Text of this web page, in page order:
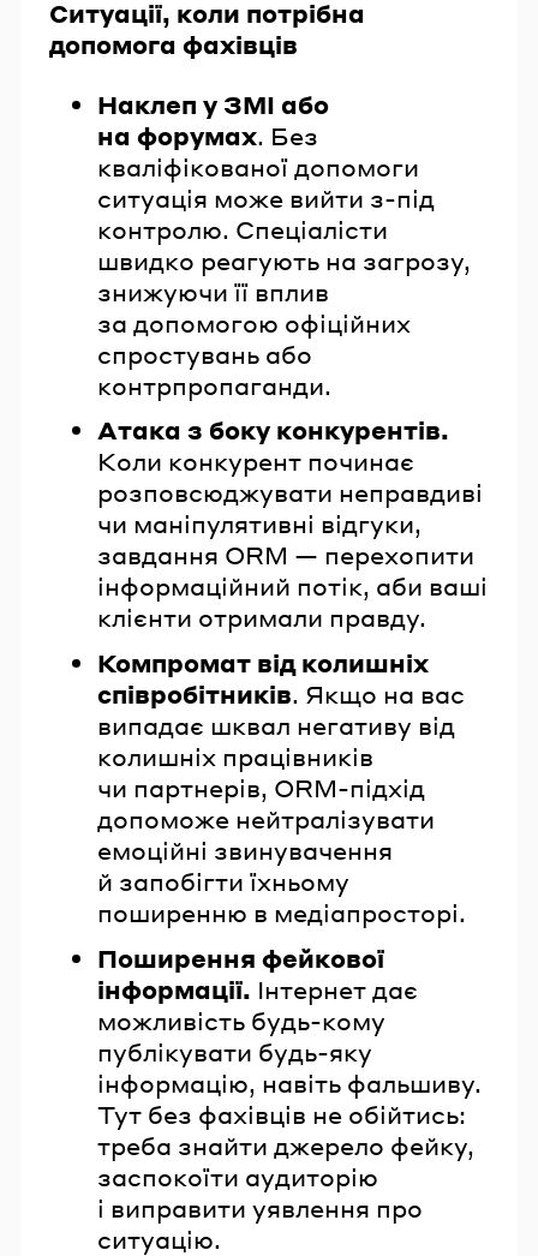
Ситуації, коли потрібна
допомога фахівців
Наклеп у ЗМІ або
на форумах. Без
кваліфікованої допомоги
ситуація може вийти з-під
контролю. Спеціалісти
швидко реагують на загрозу,
знижуючи її вплив
за допомогою офіційних
спростувань або
контрпропаганди.
Атака з боку конкурентів.
Коли конкурент починає
розповсюджувати неправдиві
чи маніпулятивні відгуки,
завдання ORM — перехопити
інформаційний потік, аби ваші
клієнти отримали правду.
Компромат від колишніх
співробітників. Якщо на вас
випадає шквал негативу від
колишніх працівників
чи партнерів, ORM-підхід
допоможе нейтралізувати
емоційні звинувачення
й запобігти їхньому
поширенню в медіапросторі.
Поширення фейкової
інформації. Інтернет дає
можливість будь-кому
публікувати будь-яку
інформацію, навіть фальшиву.
Тут без фахівців не обійтись:
треба знайти джерело фейку,
заспокоїти аудиторію
і виправити уявлення про
ситуацію.